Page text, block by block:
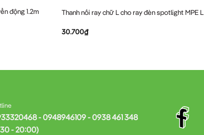
động 1.2m
Thanh nối ray chữ L cho ray đèn spotlight MPE L
30.700₫
- 0948946109 - 0938 461 348
- 20:00)